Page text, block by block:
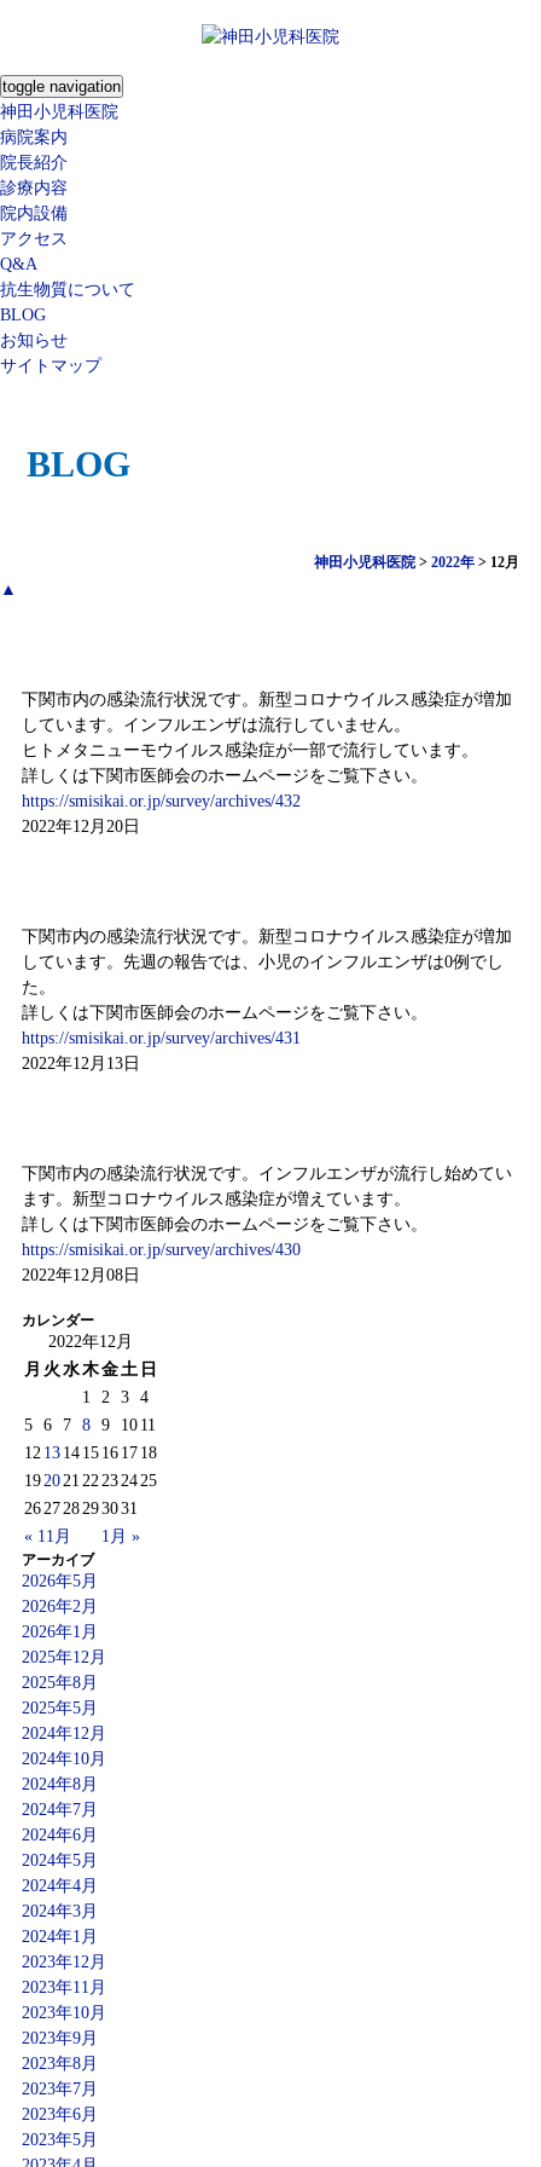
toggle navigation
神田小児科医院
病院案内
院長紹介
診療内容
院内設備
アクセス
Q&A
抗生物質について
BLOG
お知らせ
サイトマップ
BLOG
神田小児科医院 >2022年 > 12月
▲
下関市内の感染流行状況です。新型コロナウイルス感染症が増加
しています。インフルエンザは流行していません。
ヒトメタニューモウイルス感染症が一部で流行しています。
詳しくは下関市医師会のホームページをご覧下さい。
https://smisikai.or.jp/survey/archives/432
2022年12月20日
下関市内の感染流行状況です。新型コロナウイルス感染症が増加
しています。先週の報告では、小児のインフルエンザは0例でし
た。
詳しくは下関市医師会のホームページをご覧下さい。
https://smisikai.or.jp/survey/archives/431
2022年12月13日
下関市内の感染流行状況です。インフルエンザが流行し始めてい
ます。新型コロナウイルス感染症が増えています。
詳しくは下関市医師会のホームページをご覧下さい。
https://smisikai.or.jp/survey/archives/430
2022年12月08日
カレンダー
2022年12月
月 火 水木金土 日
« 11月 1月 »
1 2 3
4
5
6 7 8 9 10 11
12 13 14 15 16 17 18
192021 22232425
262728293031
アーカイブ
2026年5月
2026年2月
2026年1月
2025年12月
2025年8月
2025年5月
2024年12月
2024年10月
2024年8月
2024年7月
2024年6月
2024年5月
2024年4月
2024年3月
2024年1月
2023年12月
2023年11月
2023年10月
2023年9月
2023年8月
2023年7月
2023年6月
2023年5月